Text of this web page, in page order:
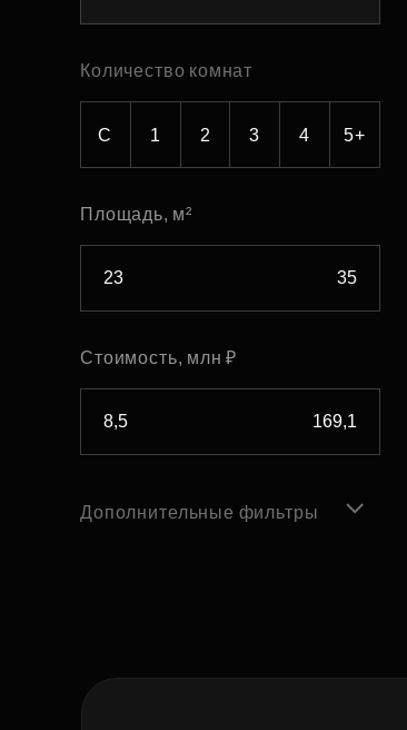
Рефинансирование
Количество комнат
С 1 2 3 4 5+
Площадь, м²
Стоимость, млн ₽
Дополнительные фильтры